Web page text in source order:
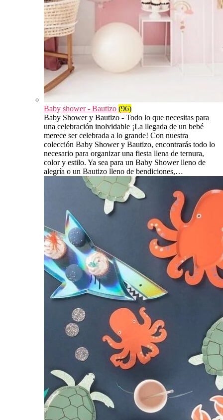
Baby shower - Bautizo (96)
Baby Shower y Bautizo - Todo lo que necesitas para
una celebración inolvidable ¡La llegada de un bebé
merece ser celebrada a lo grande! Con nuestra
colección Baby Shower y Bautizo, encontrarás todo lo
necesario para organizar una fiesta llena de ternura,
color y estilo. Ya sea para un Baby Shower lleno de
alegría o un Bautizo lleno de bendiciones,…